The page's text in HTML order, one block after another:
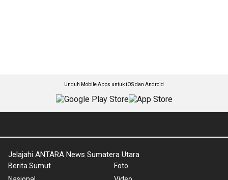
Unduh Mobile Apps untuk iOS dan Android
Jelajahi ANTARA News Sumatera Utara
Berita Sumut
Foto